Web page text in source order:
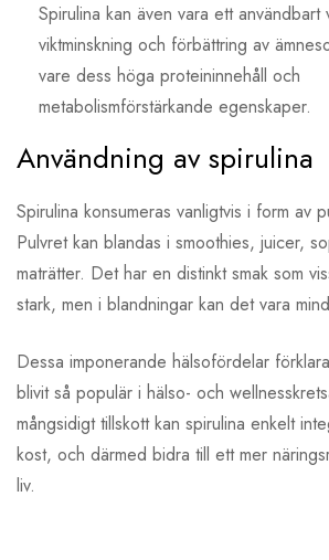
Spirulina kan även vara ett
viktminskning och förbättring av
vare dess höga proteininnehåll och
metabolismförstärkande egenskaper.
Användning av spirulina
Spirulina konsumeras vanligtvis i form av
Pulvret kan blandas i smoothies, juicer,
maträtter. Det har en distinkt smak som
stark, men i blandningar kan det vara
Dessa imponerande hälsofördelar
blivit så populär i hälso- och
mångsidigt tillskott kan spirulina enkelt
kost, och därmed bidra till ett mer
liv.